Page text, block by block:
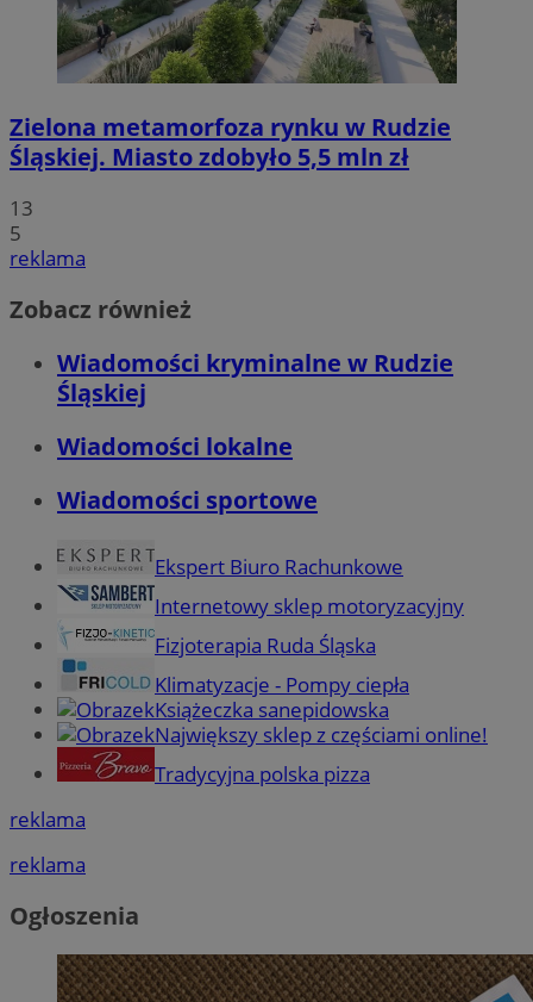
Zielona metamorfoza rynku w Rudzie
Śląskiej. Miasto zdobyło 5,5 mln zł
13
5
reklama
Zobacz również
Wiadomości kryminalne w Rudzie
Śląskiej
Wiadomości lokalne
Wiadomości sportowe
Ekspert Biuro Rachunkowe
Internetowy sklep motoryzacyjny
Fizjoterapia Ruda Śląska
Klimatyzacje - Pompy ciepła
Książeczka sanepidowska
Największy sklep z częściami online!
Tradycyjna polska pizza
reklama
reklama
Ogłoszenia